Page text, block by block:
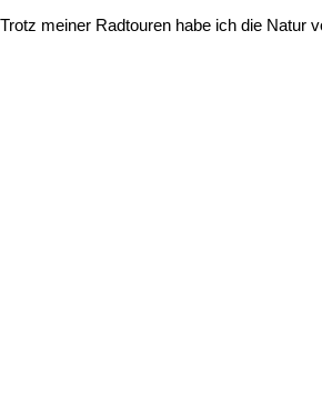
Trotz meiner Radtouren habe ich die Natur